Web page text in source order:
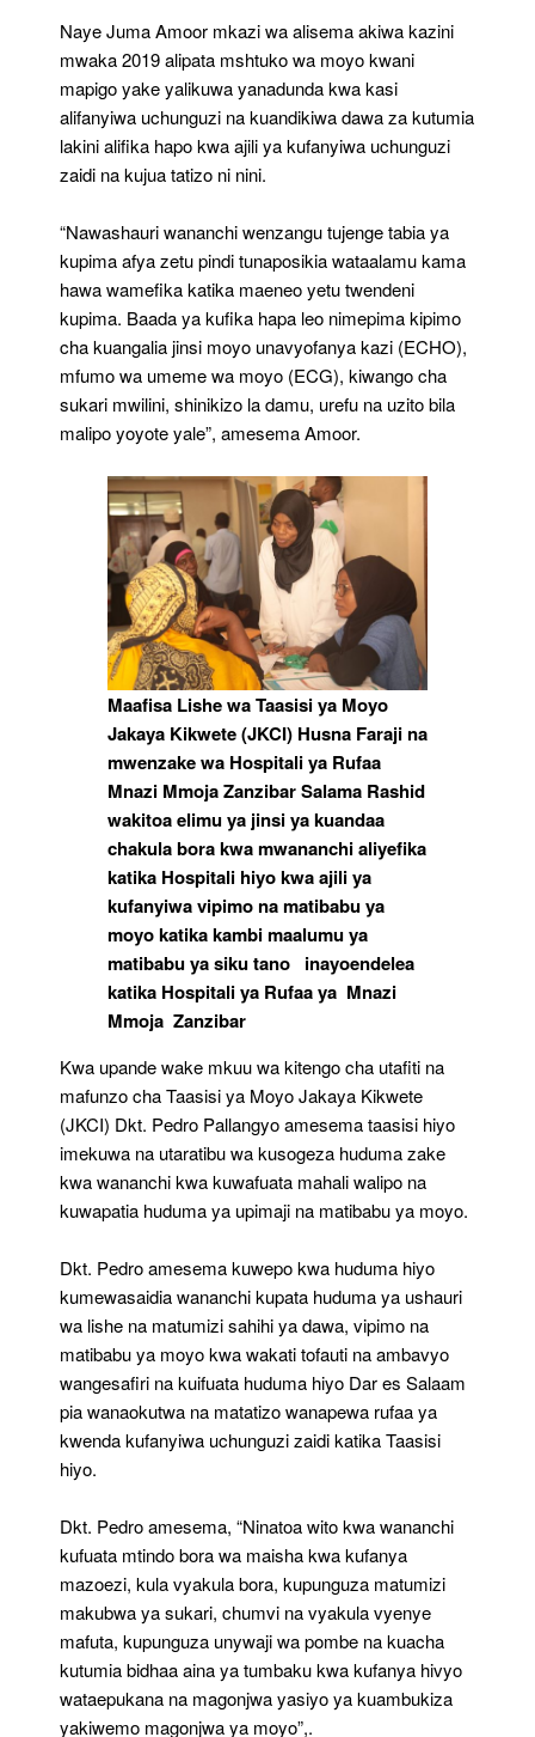
Naye Juma Amoor mkazi wa alisema akiwa kazini
mwaka 2019 alipata mshtuko wa moyo kwani
mapigo yake yalikuwa yanadunda kwa kasi
alifanyiwa uchunguzi na kuandikiwa dawa za kutumia
lakini alifika hapo kwa ajili ya kufanyiwa uchunguzi
zaidi na kujua tatizo ni nini.
“Nawashauri wananchi wenzangu tujenge tabia ya
kupima afya zetu pindi tunaposikia wataalamu kama
hawa wamefika katika maeneo yetu twendeni
kupima. Baada ya kufika hapa leo nimepima kipimo
cha kuangalia jinsi moyo unavyofanya kazi (ECHO),
mfumo wa umeme wa moyo (ECG), kiwango cha
sukari mwilini, shinikizo la damu, urefu na uzito bila
malipo yoyote yale”, amesema Amoor.
Maafisa Lishe wa Taasisi ya Moyo
Jakaya Kikwete (JKCI) Husna Faraji na
mwenzake wa Hospitali ya Rufaa
Mnazi Mmoja Zanzibar Salama Rashid
wakitoa elimu ya jinsi ya kuandaa
chakula bora kwa mwananchi aliyefika
katika Hospitali hiyo kwa ajili ya
kufanyiwa vipimo na matibabu ya
moyo katika kambi maalumu ya
matibabu ya siku tano inayoendelea
katika Hospitali ya Rufaa ya Mnazi
Mmoja Zanzibar
Kwa upande wake mkuu wa kitengo cha utafiti na
mafunzo cha Taasisi ya Moyo Jakaya Kikwete
(JKCI) Dkt. Pedro Pallangyo amesema taasisi hiyo
imekuwa na utaratibu wa kusogeza huduma zake
kwa wananchi kwa kuwafuata mahali walipo na
kuwapatia huduma ya upimaji na matibabu ya moyo.
Dkt. Pedro amesema kuwepo kwa huduma hiyo
kumewasaidia wananchi kupata huduma ya ushauri
wa lishe na matumizi sahihi ya dawa, vipimo na
matibabu ya moyo kwa wakati tofauti na ambavyo
wangesafiri na kuifuata huduma hiyo Dar es Salaam
pia wanaokutwa na matatizo wanapewa rufaa ya
kwenda kufanyiwa uchunguzi zaidi katika Taasisi
hiyo.
Dkt. Pedro amesema, “Ninatoa wito kwa wananchi
kufuata mtindo bora wa maisha kwa kufanya
mazoezi, kula vyakula bora, kupunguza matumizi
makubwa ya sukari, chumvi na vyakula vyenye
mafuta, kupunguza unywaji wa pombe na kuacha
kutumia bidhaa aina ya tumbaku kwa kufanya hivyo
wataepukana na magonjwa yasiyo ya kuambukiza
yakiwemo magonjwa ya moyo”,.